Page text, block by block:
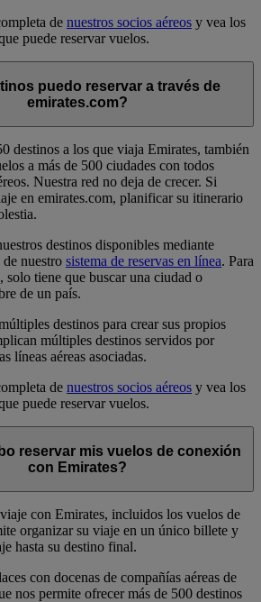
de nuestros socios aéreos y vea los
puede reservar vuelos.
puedo reservar a través de
emirates.com?
destinos a los que viaja Emirates, también
a más de 500 ciudades con todos
Nuestra red no deja de crecer. Si
en emirates.com, planificar su itinerario
destinos disponibles mediante
nuestro sistema de reservas en línea. Para
solo tiene que buscar una ciudad o
de un país.
destinos para crear sus propios
múltiples destinos servidos por
líneas aéreas asociadas.
de nuestros socios aéreos y vea los
puede reservar vuelos.
reservar mis vuelos de conexión
con Emirates?
con Emirates, incluidos los vuelos de
organizar su viaje en un único billete y
hasta su destino final.
con docenas de compañías aéreas de
nos permite ofrecer más de 500 destinos